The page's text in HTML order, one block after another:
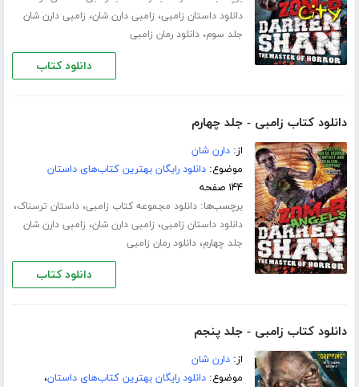
دانلود داستان زامبی، زامبی دارن شان، زامبی دارن شان
جلد سوم،دانلود رمان زامبی
دانلود کتاب
دانلود کتاب زامبی - جلد چهارم
از:دارن شان
موضوع:دانلود رایگان بهترین کتاب‌های داستان
۱۴۴ صفحه
برچسب‌ها:دانلود مجموعه کتاب زامبی،داستان ترسناک،
دانلود داستان زامبی، زامبی دارن شان، زامبی دارن شان
جلد چهارم،دانلود رمان زامبی
دانلود کتاب
دانلود کتاب زامبی - جلد پنجم
از:دارن شان
موضوع:دانلود رایگان بهترین کتاب‌های داستان،